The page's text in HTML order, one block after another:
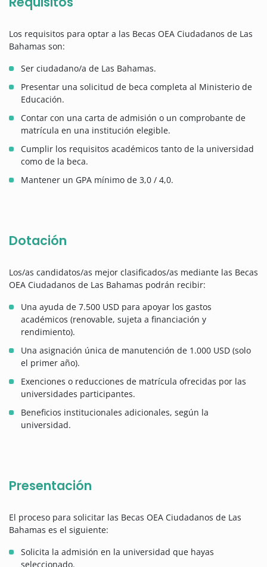
Los requisitos para optar a las Becas OEA Ciudadanos de Las
Bahamas son:
Ser ciudadano/a de Las Bahamas.
Presentar una solicitud de beca completa al Ministerio de
Educación.
Contar con una carta de admisión o un comprobante de
matrícula en una institución elegible.
Cumplir los requisitos académicos tanto de la universidad
como de la beca.
Mantener un GPA mínimo de 3,0 / 4,0.
Dotación
Los/as candidatos/as mejor clasificados/as mediante las Becas
OEA Ciudadanos de Las Bahamas podrán recibir:
Una ayuda de 7.500 USD para apoyar los gastos
académicos (renovable, sujeta a financiación y
rendimiento).
Una asignación única de manutención de 1.000 USD (solo
el primer año).
Exenciones o reducciones de matrícula ofrecidas por las
universidades participantes.
Beneficios institucionales adicionales, según la
universidad.
Presentación
El proceso para solicitar las Becas OEA Ciudadanos de Las
Bahamas es el siguiente:
Solicita la admisión en la universidad que hayas
seleccionado.